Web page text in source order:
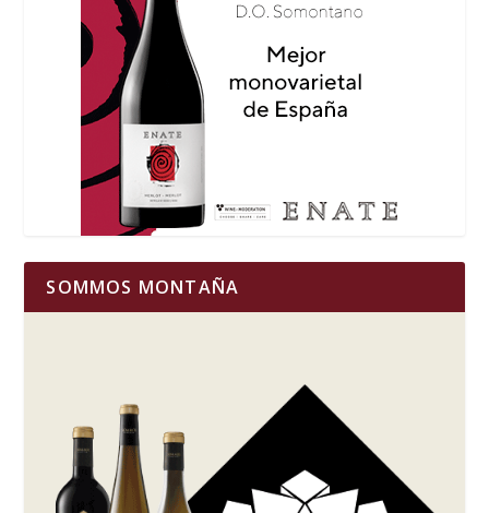
SOMMOS MONTAÑA